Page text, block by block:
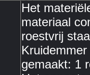
Het
materiaal
roestvrij
gemaakt: 1